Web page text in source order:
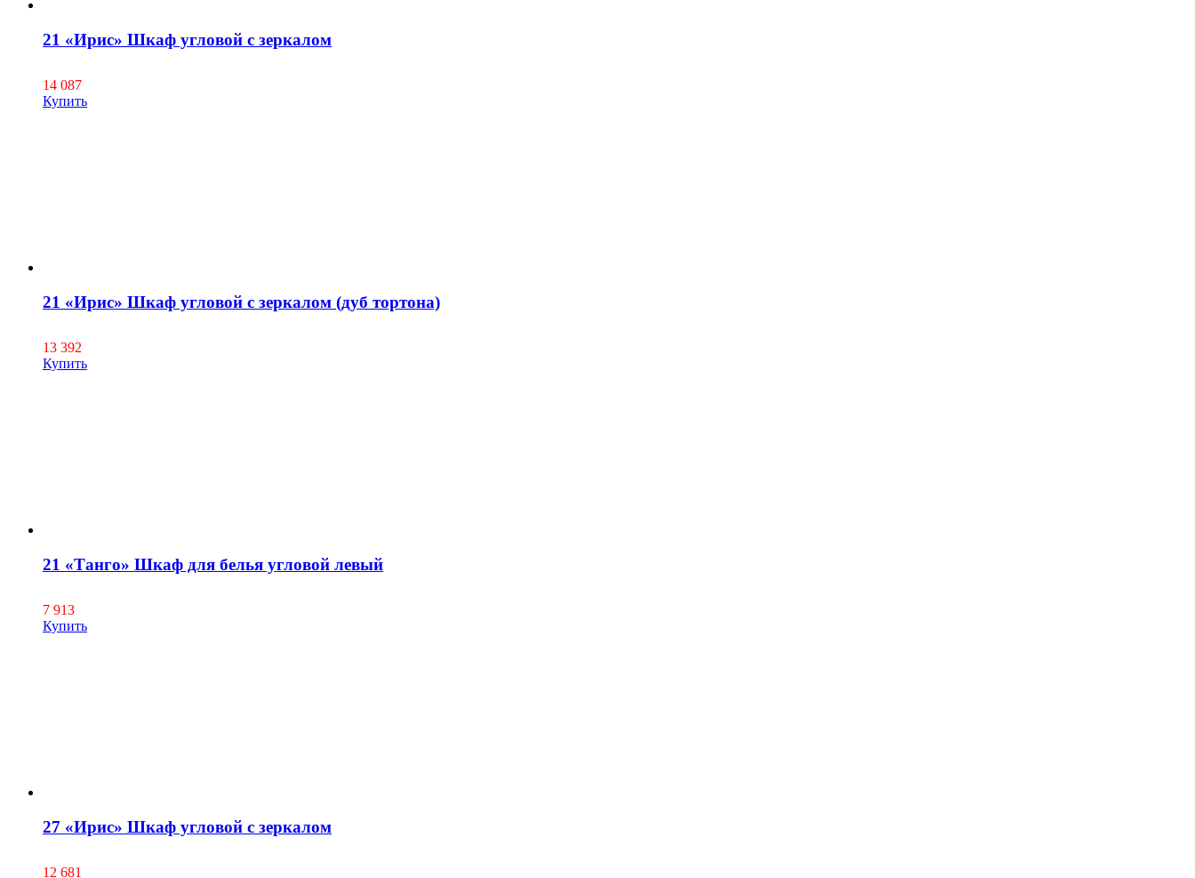
21 «Ирис» Шкаф угловой с зеркалом
14 087
Купить
21 «Ирис» Шкаф угловой с зеркалом (дуб тортона)
13 392
Купить
21 «Танго» Шкаф для белья угловой левый
7 913
Купить
27 «Ирис» Шкаф угловой с зеркалом
12 681